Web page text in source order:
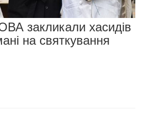
закликали хасидів
на святкування